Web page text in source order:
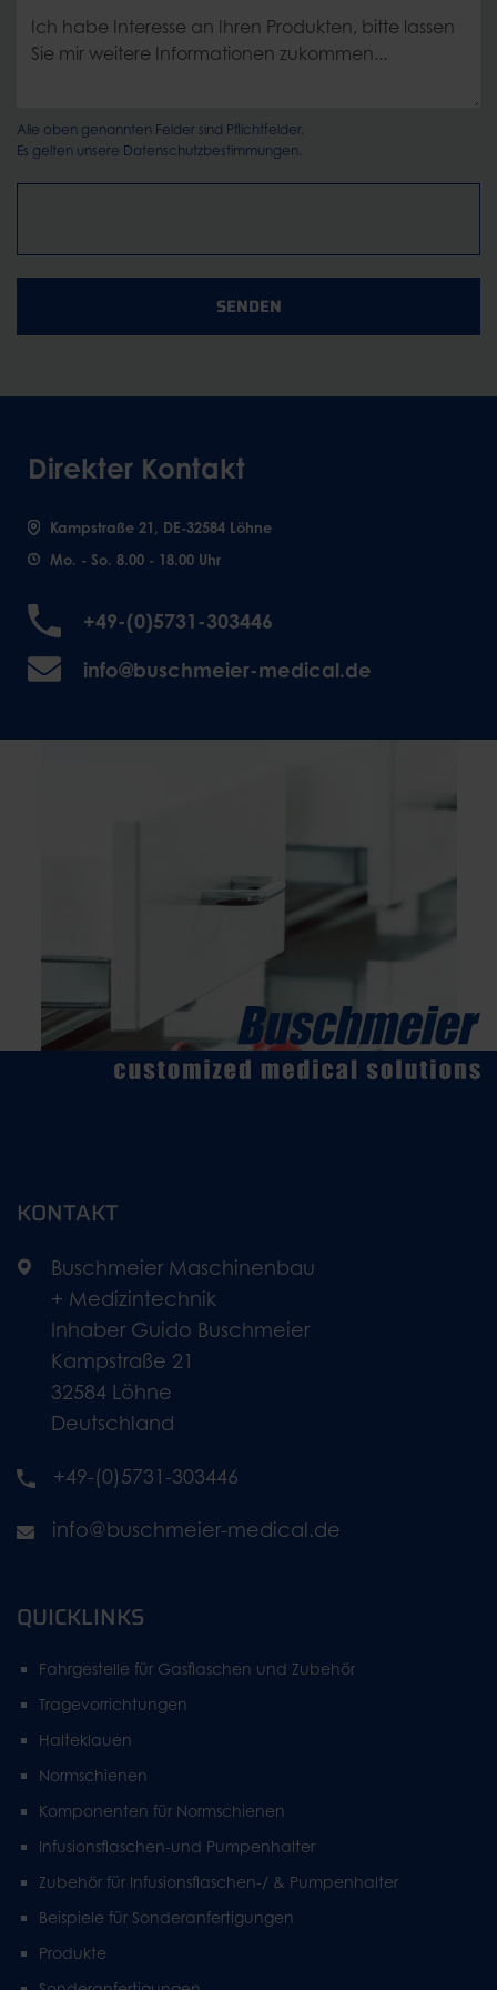
Alle oben genannten Felder sind Pflichtfelder.
Es gelten unsere Datenschutzbestimmungen.
SENDEN
Direkter Kontakt
Kampstraße 21, DE-32584 Löhne
Mo. - So. 8.00 - 18.00 Uhr
+49-(0)5731-303446
info@buschmeier-medical.de
KONTAKT
Buschmeier Maschinenbau
+ Medizintechnik
Inhaber Guido Buschmeier
Kampstraße 21
32584 Löhne
Deutschland
+49-(0)5731-303446
info@buschmeier-medical.de
QUICKLINKS
Fahrgestelle für Gasflaschen und Zubehör
Tragevorrichtungen
Halteklauen
Normschienen
Komponenten für Normschienen
Infusionsflaschen-und Pumpenhalter
Zubehör für Infusionsflaschen-/ & Pumpenhalter
Beispiele für Sonderanfertigungen
Produkte